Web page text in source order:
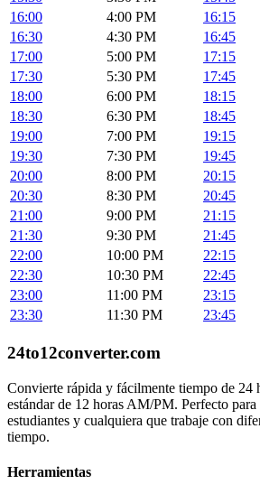
16:00
4:00 PM 16:15
16:30
4:30 PM 16:45
17:00
5:00 PM 17:15
17:30
5:30 PM 17:45
18:00
6:00 PM 18:15
18:30
6:30 PM 18:45
19:00
7:00 PM 19:15
19:30
7:30 PM 19:45
20:00
8:00 PM 20:15
20:30
8:30 PM 20:45
21:00
9:00 PM 21:15
21:30
9:30 PM 21:45
22:00
10:00 PM 22:15
22:30
10:30 PM 22:45
23:00
11:00 PM 23:15
23:30
11:30 PM 23:45
24to12converter.com
Convierte rápida y fácilmente tiempo de 24
estándar de 12 horas AM/PM. Perfecto
estudiantes y cualquiera que trabaje con
tiempo.
Herramientas